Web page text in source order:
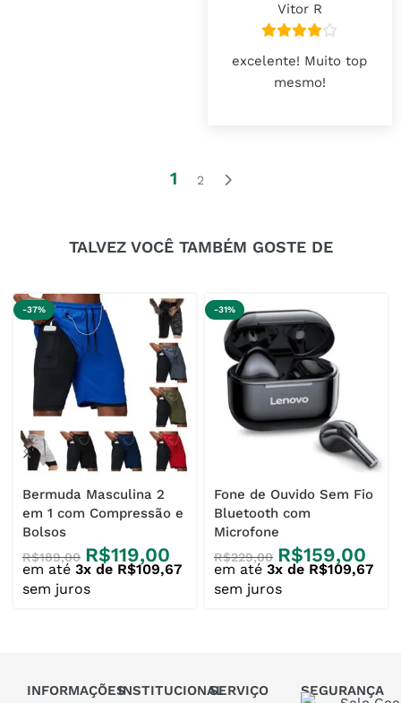
Vitor R
excelente! Muito top
mesmo!
1 2
TALVEZ VOCÊ TAMBÉM GOSTE DE
-37%
Bermuda Masculina 2
em 1 com Compressão e
Bolsos
R$189,00 R$119,00
em até 3x de R$109,67
sem juros
-31%
Fone de Ouvido Sem Fio
Bluetooth com
Microfone
R$229,00 R$159,00
em até 3x de R$109,67
sem juros
INFORMAÇÕESINSTITUCIONALSERVIÇO
SEGURANÇA